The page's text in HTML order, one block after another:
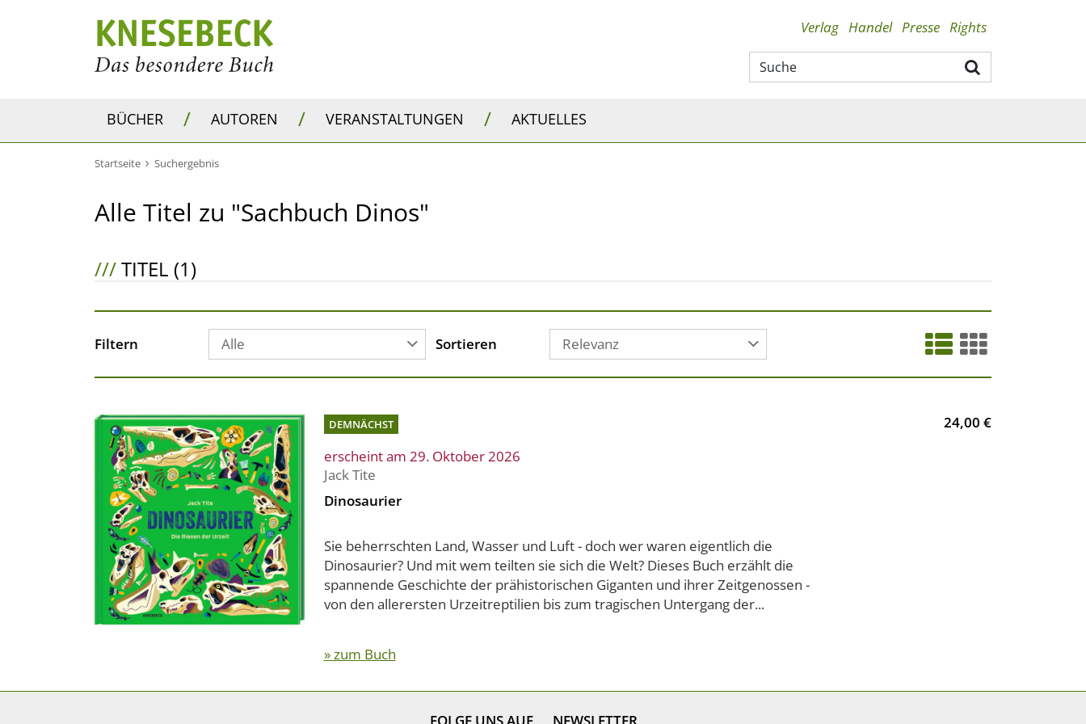
Verlag Handel Presse Rights
BÜCHER / AUTOREN / VERANSTALTUNGEN / AKTUELLES
Startseite Suchergebnis
Alle Titel zu "Sachbuch Dinos"
///TITEL (1)
Filtern Alle Sortieren Relevanz
DEMNÄCHST
erscheint am 29. Oktober 2026
Jack Tite
Dinosaurier
Sie beherrschten Land, Wasser und Luft - doch wer waren eigentlich die
Dinosaurier? Und mit wem teilten sie sich die Welt? Dieses Buch erzählt die
spannende Geschichte der prähistorischen Giganten und ihrer Zeitgenossen -
von den allerersten Urzeitreptilien bis zum tragischen Untergang der...
» zum Buch
24,00 €